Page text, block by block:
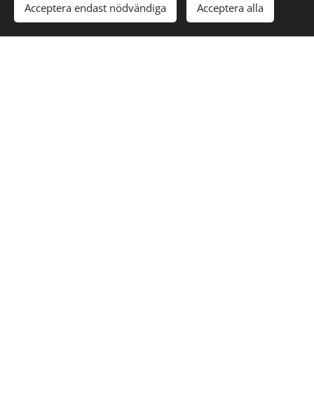
Acceptera endast nödvändiga Acceptera alla